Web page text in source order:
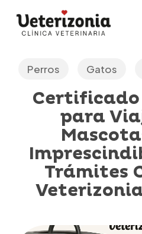
Perros Gatos
para
Trámites